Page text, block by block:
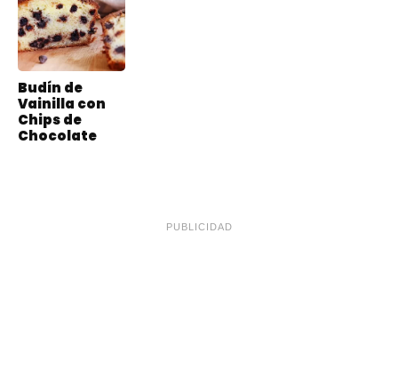
Budín de
Vainilla con
Chips de
Chocolate
PUBLICIDAD